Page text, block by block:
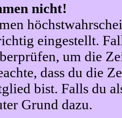
nicht!
eingestellt.
um die
dass du die
bist. Falls du
Grund dazu.